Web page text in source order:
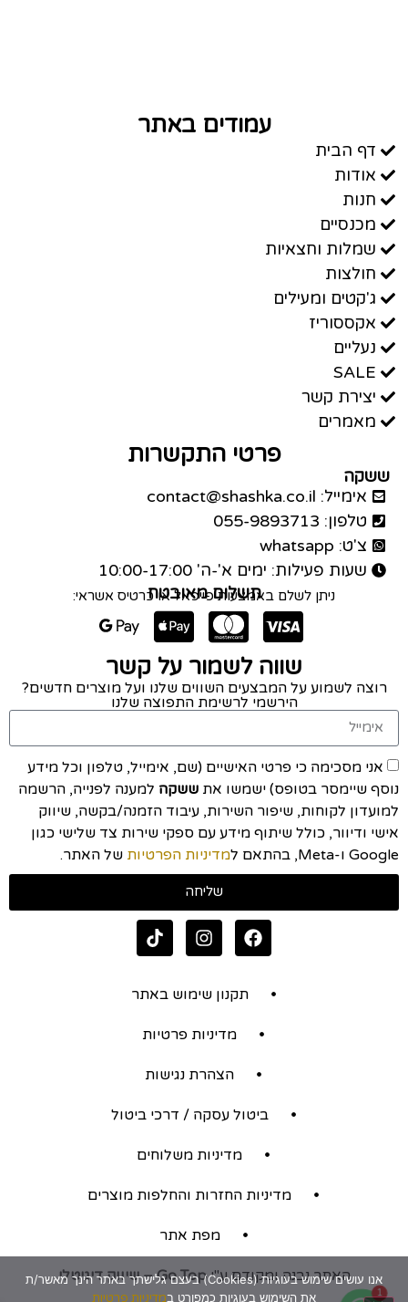
עמודים באתר
דף הבית
אודות
חנות
מכנסיים
שמלות וחצאיות
חולצות
ג'קטים ומעילים
אקססוריז
נעליים
SALE
יצירת קשר
מאמרים
פרטי התקשרות
ששקה
אימייל: contact@shashka.co.il
טלפון: 055-9893713
צ'ט: whatsapp
שעות פעילות: ימים א'-ה' 10:00-17:00
תשלום מאובטח
ניתן לשלם באמצעות פייפאל או כרטיס אשראי:
שווה לשמור על קשר
רוצה לשמוע על המבצעים השווים שלנו ועל מוצרים חדשים?
הירשמי לרשימת התפוצה שלנו
אני מסכימה כי פרטי האישיים (שם, אימייל, טלפון וכל מידע
נוסף שיימסר בטופס) ישמשו את ששקה למענה לפנייה, הרשמה
למועדון לקוחות, שיפור השירות, עיבוד הזמנה/בקשה, שיווק
אישי ודיוור, כולל שיתוף מידע עם ספקי שירות צד שלישי כגון
Google ו-Meta, בהתאם ל
מדיניות הפרטיות של האתר.
שליחה
תקנון שימוש באתר
מדיניות פרטיות
הצהרת נגישות
ביטול עסקה / דרכי ביטול
מדיניות משלוחים
מדיניות החזרות והחלפות מוצרים
מפת אתר
האתר נבנה ומקודם ע"יGo Top – שיווק דיגיטלי
אנו עושים שימוש בעוגיות (Cookies) בעצם גלישתך באתר הינך מאשר/ת
את השימוש בעוגיות כמפורט במדיניות פרטיות 1